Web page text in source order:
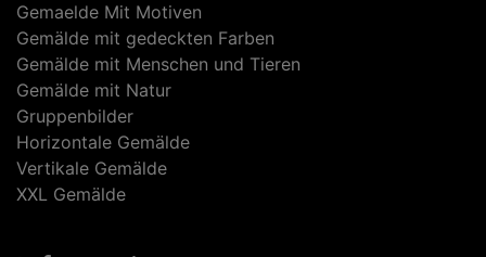
Gemaelde Mit Motiven
Gemälde mit gedeckten Farben
Gemälde mit Menschen und Tieren
Gemälde mit Natur
Gruppenbilder
Horizontale Gemälde
Vertikale Gemälde
XXL Gemälde